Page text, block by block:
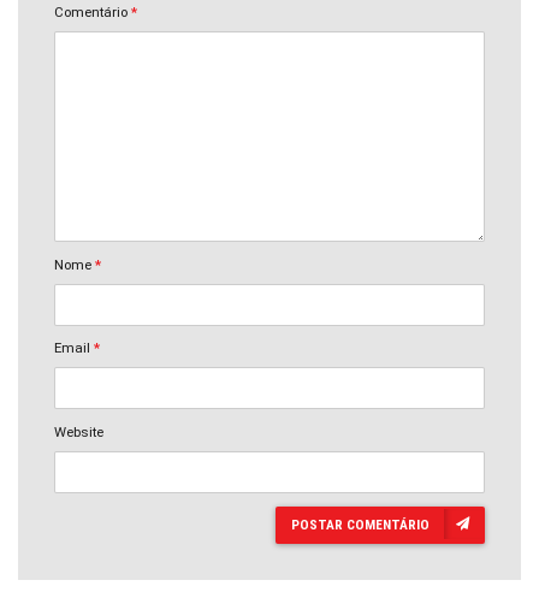
Comentário *
Nome *
Email *
Website
POSTAR COMENTÁRIO